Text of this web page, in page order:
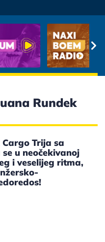
Rundek
Cargo Trija sa
u neočekivanoj
i veselijeg ritma,